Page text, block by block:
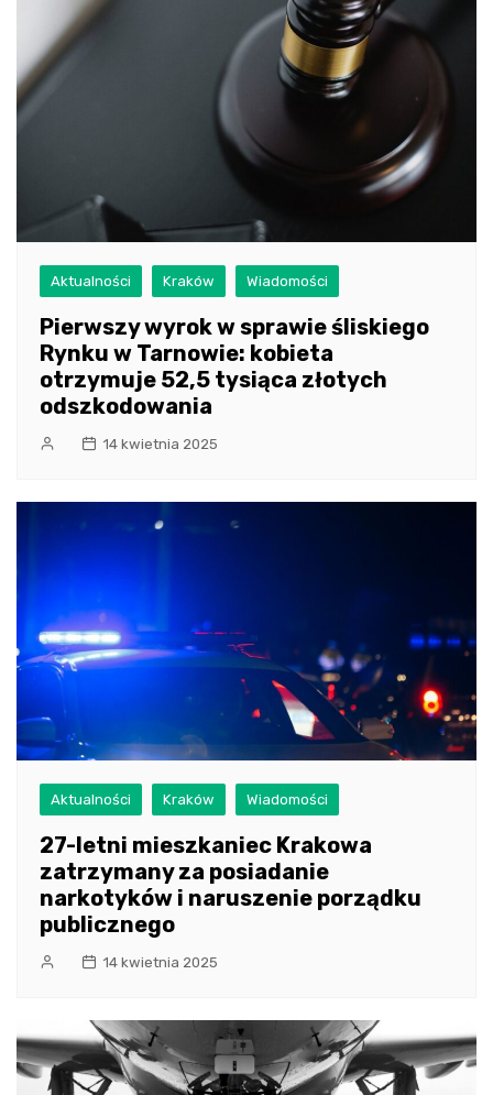
Aktualności Kraków Wiadomości
Pierwszy wyrok w sprawie śliskiego
Rynku w Tarnowie: kobieta
otrzymuje 52,5 tysiąca złotych
odszkodowania
14 kwietnia 2025
Aktualności Kraków Wiadomości
27-letni mieszkaniec Krakowa
zatrzymany za posiadanie
narkotyków i naruszenie porządku
publicznego
14 kwietnia 2025